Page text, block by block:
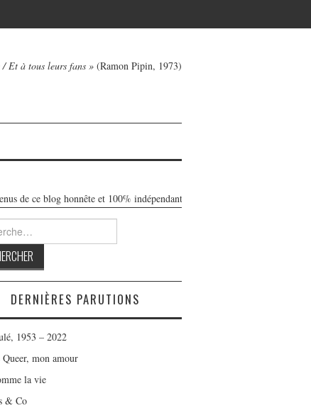
/ Et à tous leurs fans » (Ramon Pipin, 1973)
de ce blog honnête et 100% indépendant sont libres de toute publicité.
:
DERNIÈRES PARUTIONS
1953 – 2022
Queer, mon amour
la vie
& Co